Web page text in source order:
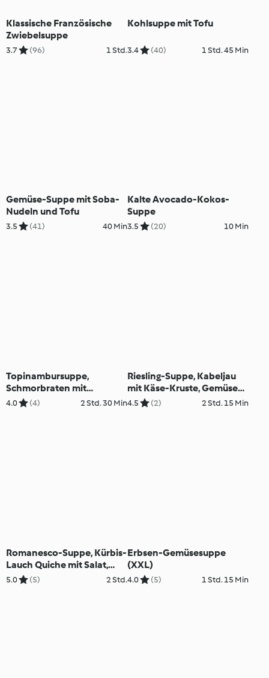
Klassische Französische
Zwiebelsuppe
3.7 (96) 1 Std.
Kohlsuppe mit Tofu
3.4 (40) 1 Std. 45 Min
Gemüse-Suppe mit Soba-
Nudeln und Tofu
3.5 (41) 40 Min
Kalte Avocado-Kokos-
Suppe
3.5 (20) 10 Min
Topinambursuppe,
Schmorbraten mit
Erdäpfelknödel und
4.0 (4) 2 Std. 30 Min
Riesling-Suppe, Kabeljau
mit Käse-Kruste, Gemüse
und Sauce; Lebkuchen-
4.5 (2) 2 Std. 15 Min
Romanesco-Suppe, Kürbis-
Lauch Quiche mit Salat,
Lebkuchenmousse mit
5.0 (5) 2 Std.
Erbsen-Gemüsesuppe
(XXL)
4.0 (5) 1 Std. 15 Min